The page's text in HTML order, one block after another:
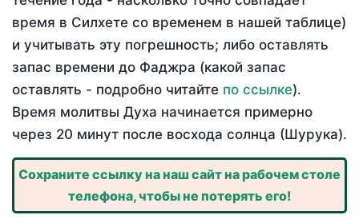
время в Силхете со временем в нашей таблице)
и учитывать эту погрешность; либо оставлять
запас времени до Фаджра (какой запас
оставлять - подробно читайте по ссылке).
Время молитвы Духа начинается примерно
через 20 минут после восхода солнца (Шурука).
Сохраните ссылку на наш сайт на рабочем столе
телефона, чтобы не потерять его!